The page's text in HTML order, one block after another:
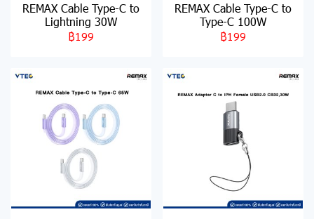
REMAX Cable Type-C to
Lightning 30W
฿199
REMAX Cable Type-C to
Type-C 100W
฿199